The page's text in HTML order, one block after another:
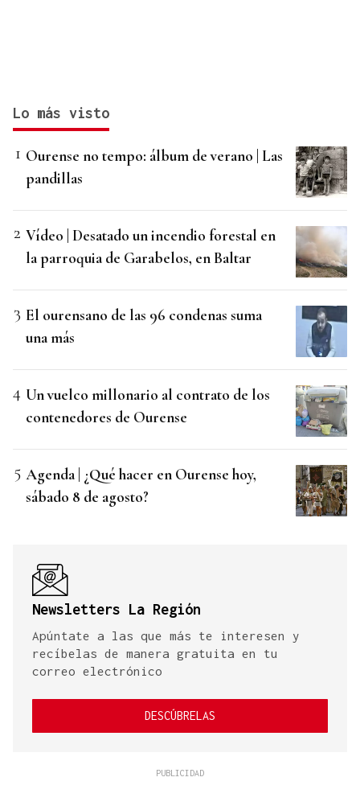
Lo más visto
Ourense no tempo: álbum de verano | Las
pandillas
Vídeo | Desatado un incendio forestal en
la parroquia de Garabelos, en Baltar
El ourensano de las 96 condenas suma
una más
Un vuelco millonario al contrato de los
contenedores de Ourense
Agenda | ¿Qué hacer en Ourense hoy,
sábado 8 de agosto?
Newsletters La Región
Apúntate a las que más te interesen y
recíbelas de manera gratuita en tu
correo electrónico
DESCÚBRELAS